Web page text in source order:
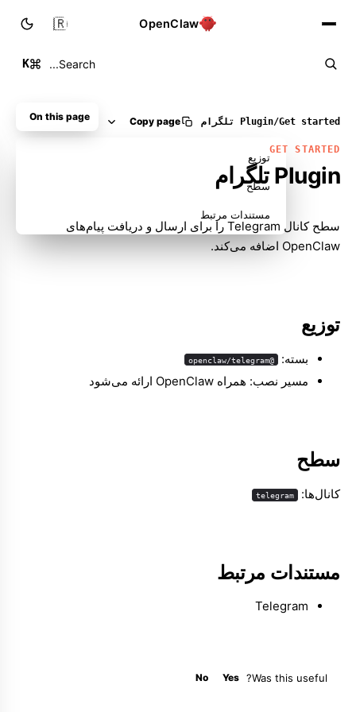
OpenClaw
Search...
K
🇮🇷
Get started
/Plugin تلگرام Copy page
GET STARTED
Plugin تلگرام
سطح کانال Telegram را برای ارسال و دریافت پیام‌های
OpenClaw اضافه می‌کند.
توزیع
بسته: @openclaw/telegram
مسیر نصب: همراه OpenClaw ارائه می‌شود
سطح
کانال‌ها: telegram
مستندات مرتبط
Telegram
Was this useful?
Yes
No
On this page
توزیع
سطح
مستندات مرتبط